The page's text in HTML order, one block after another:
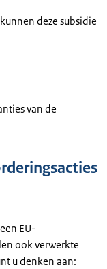
deze subsidie
van de
EU-
ook verwerkte
u denken aan: